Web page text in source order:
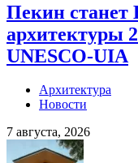
Пекин станет
архитектуры
UNESCO-UIA
Архитектура
Новости
7 августа, 2026